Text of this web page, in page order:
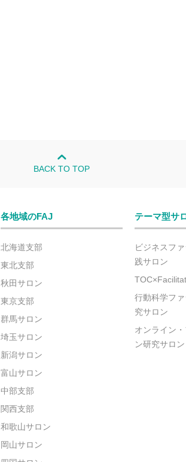
BACK TO TOP
各地域のFAJ
北海道支部
東北支部
秋田サロン
東京支部
群馬サロン
埼玉サロン
新潟サロン
富山サロン
中部支部
関西支部
和歌山サロン
岡山サロン
テーマ型サ
ビジネスフ
践サロン
行動科学フ
究サロン
オンライン
ン研究サロン